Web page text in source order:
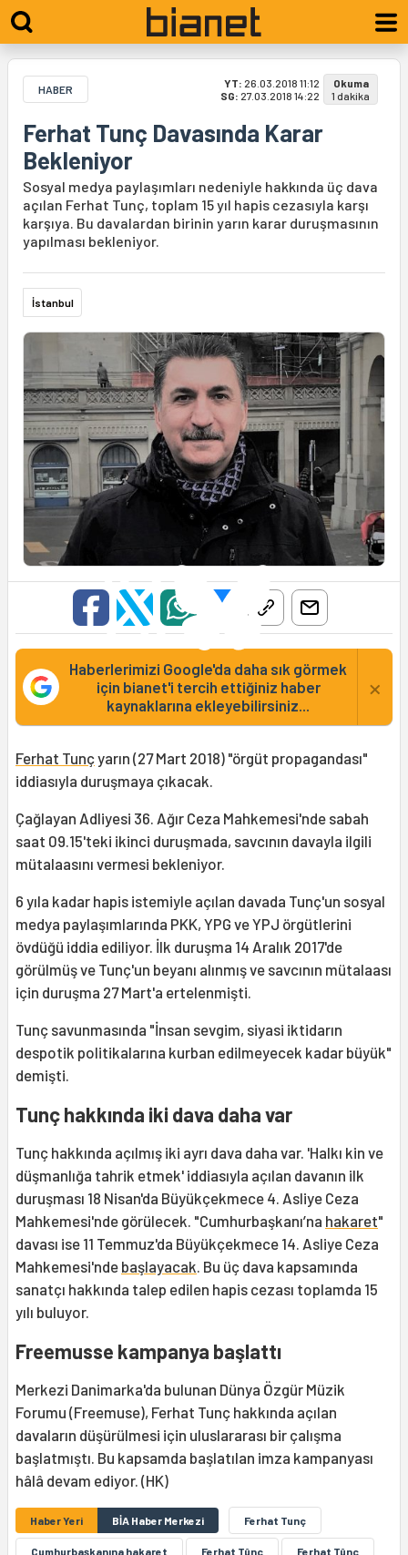
HABER YT: 26.03.2018 11:12
SG: 27.03.2018 14:22
Okuma
1 dakika
Ferhat Tunç Davasında Karar
Bekleniyor
Sosyal medya paylaşımları nedeniyle hakkında üç dava
açılan Ferhat Tunç, toplam 15 yıl hapis cezasıyla karşı
karşıya. Bu davalardan birinin yarın karar duruşmasının
yapılması bekleniyor.
İstanbul
Haberlerimizi Google'da daha sık görmek
için bianet'i tercih ettiğiniz haber
kaynaklarına ekleyebilirsiniz...
×
Ferhat Tunçyarın (27 Mart 2018) "örgüt propagandası"
iddiasıyla duruşmaya çıkacak.
Çağlayan Adliyesi 36. Ağır Ceza Mahkemesi'nde sabah
saat 09.15'teki ikinci duruşmada, savcının davayla ilgili
mütalaasını vermesi bekleniyor.
6 yıla kadar hapis istemiyle açılan davada Tunç'un sosyal
medya paylaşımlarında PKK, YPG ve YPJ örgütlerini
övdüğü iddia ediliyor. İlk duruşma 14 Aralık 2017'de
görülmüş ve Tunç'un beyanı alınmış ve savcının mütalaası
için duruşma 27 Mart'a ertelenmişti.
Tunç savunmasında "İnsan sevgim, siyasi iktidarın
despotik politikalarına kurban edilmeyecek kadar büyük"
demişti.
Tunç hakkında iki dava daha var
Tunç hakkında açılmış iki ayrı dava daha var. 'Halkı kin ve
düşmanlığa tahrik etmek' iddiasıyla açılan davanın ilk
duruşması 18 Nisan'da Büyükçekmece 4. Asliye Ceza
Mahkemesi'nde görülecek. "Cumhurbaşkanı’na hakaret"
davası ise 11 Temmuz'da Büyükçekmece 14. Asliye Ceza
Mahkemesi'nde başlayacak. Bu üç dava kapsamında
sanatçı hakkında talep edilen hapis cezası toplamda 15
yılı buluyor.
Freemusse kampanya başlattı
Merkezi Danimarka'da bulunan Dünya Özgür Müzik
Forumu (Freemuse), Ferhat Tunç hakkında açılan
davaların düşürülmesi için uluslararası bir çalışma
başlatmıştı. Bu kapsamda başlatılan imza kampanyası
hâlâ devam ediyor. (HK)
Haber Yeri BİA Haber Merkezi Ferhat Tunç
Cumhurbaşkanına hakaret Ferhat Tûnç Ferhat Tûnc